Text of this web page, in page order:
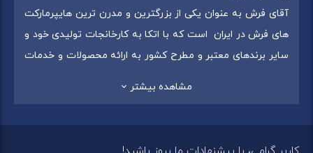
آقای فرش به عنوان یکی از بزرگترین و مدرن ترین هایپرمارکت
های فرش در ایران است که با اتکا به کارخانجات تولیدی خود و
سایر برندهای معتبر و مطرح کشور به ارائه محصولات و خدمات
مشاهده بیشتر